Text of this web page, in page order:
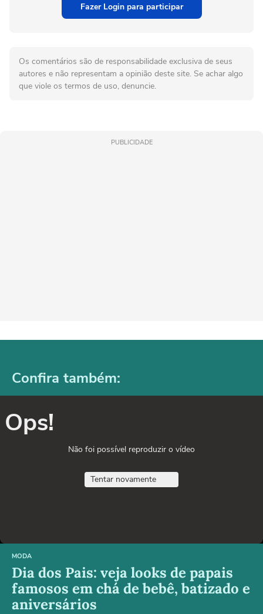
Fazer Login para participar
Os comentários são de responsabilidade exclusiva de seus
autores e não representam a opinião deste site. Se achar algo
que viole os termos de uso, denuncie.
PUBLICIDADE
Confira também:
Ops!
Não foi possível reproduzir o vídeo
Tentar novamente
MODA
Dia dos Pais: veja looks de papais
famosos em chá de bebê, batizado e
aniversários